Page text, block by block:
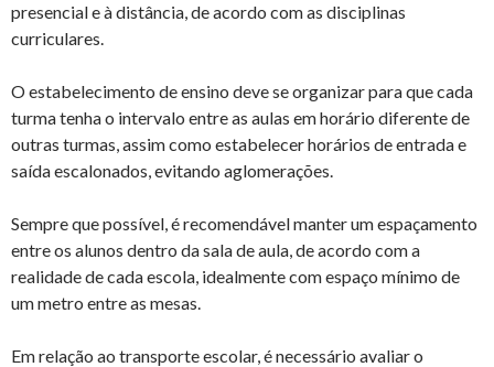
presencial e à distância, de acordo com as disciplinas
curriculares.
O estabelecimento de ensino deve se organizar para que cada
turma tenha o intervalo entre as aulas em horário diferente de
outras turmas, assim como estabelecer horários de entrada e
saída escalonados, evitando aglomerações.
Sempre que possível, é recomendável manter um espaçamento
entre os alunos dentro da sala de aula, de acordo com a
realidade de cada escola, idealmente com espaço mínimo de
um metro entre as mesas.
Em relação ao transporte escolar, é necessário avaliar o